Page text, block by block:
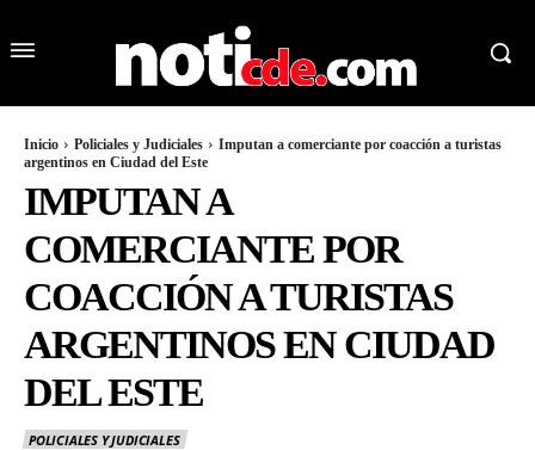
Inicio Policiales y Judiciales
Imputan a comerciante por coacción a turistas
argentinos en Ciudad del Este
IMPUTAN A
COMERCIANTE POR
COACCIÓN A TURISTAS
ARGENTINOS EN CIUDAD
DEL ESTE
POLICIALES Y JUDICIALES